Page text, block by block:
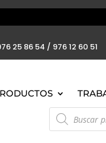
25 86 54 / 976 12 60 51
Búsqueda
de
productos